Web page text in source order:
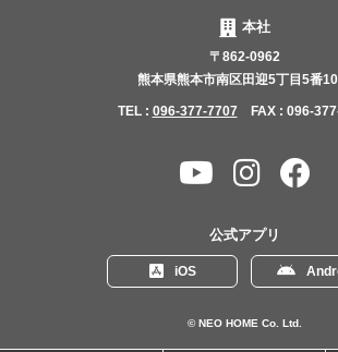
本社
〒862-0962
熊本県熊本市南区田迎5丁目5番
TEL : 096-377-7707 FAX : 096-
YouTube
ン
ネ
ル
公式アプリ
iOS
© NEO HOME Co. Ltd.